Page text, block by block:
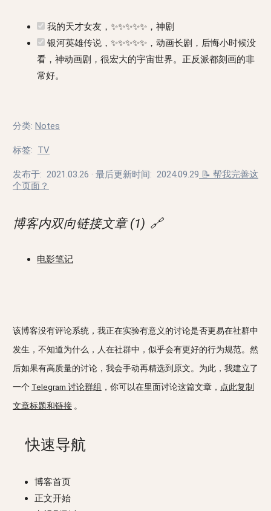
我的天才女友，✨✨✨✨✨，神剧
银河英雄传说，✨✨✨✨✨，动画长剧，后悔小时候没
看，神动画剧，很宏大的宇宙世界。正反派都刻画的非
常好。
分类: Notes
标签: TV
发布于: 2021.03.26 · 最后更新时间: 2024.09.29 📝 帮我完善这
个页面？
博客内双向链接文章 (1) 🔗
电影笔记
该博客没有评论系统，我正在实验有意义的讨论是否更易在社群中
发生，不知道为什么，人在社群中，似乎会有更好的行为规范。然
后如果有高质量的讨论，我会手动再精选到原文。为此，我建立了
一个 Telegram 讨论群组 ，你可以在里面讨论这篇文章， 点此复制
文章标题和链接 。
快速导航
博客首页
正文开始